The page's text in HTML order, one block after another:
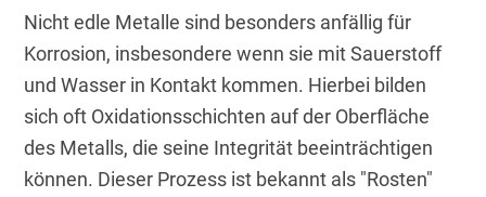
Nicht edle Metalle sind besonders anfällig für
Korrosion, insbesondere wenn sie mit Sauerstoff
und Wasser in Kontakt kommen. Hierbei bilden
sich oft Oxidationsschichten auf der Oberfläche
des Metalls, die seine Integrität beeinträchtigen
können. Dieser Prozess ist bekannt als "Rosten"